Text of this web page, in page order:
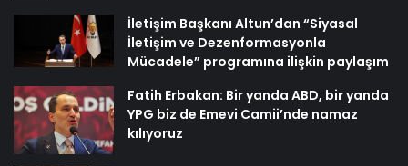
İletişim Başkanı Altun’dan “Siyasal
İletişim ve Dezenformasyonla
Mücadele” programına ilişkin paylaşım
Fatih Erbakan: Bir yanda ABD, bir yanda
YPG biz de Emevi Camii’nde namaz
kılıyoruz